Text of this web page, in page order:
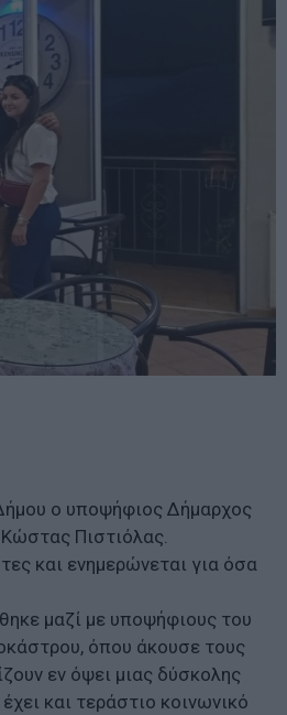
ο υποψήφιος Δήμαρχος
Κώστας Πιστιόλας.
και ενημερώνεται για όσα
μαζί με υποψήφιους του
όπου άκουσε τους
εν όψει μιας δύσκολης
και τεράστιο κοινωνικό